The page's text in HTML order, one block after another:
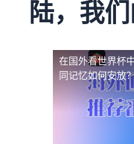
陆，我
在国外看世界杯
同记忆如何安放